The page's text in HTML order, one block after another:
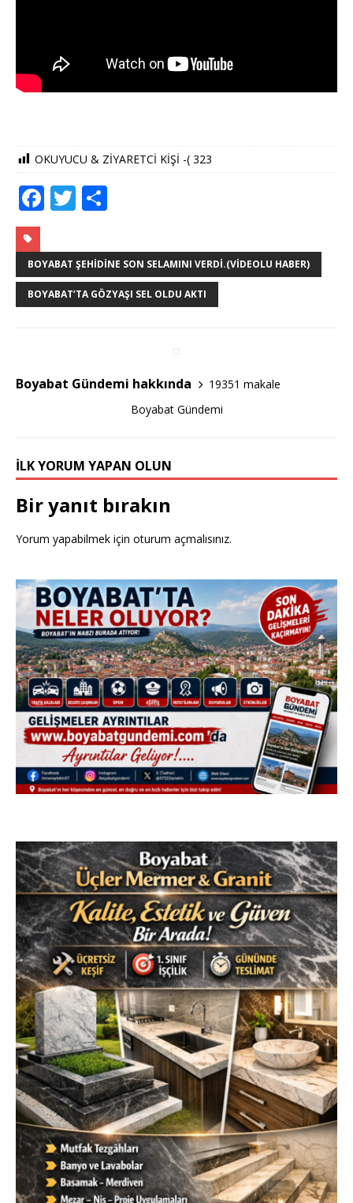
OKUYUCU & ZİYARETCİ KİŞİ -( 323
F
c
e
b
k
T
it
te
r
ar
e
BOYABAT ŞEHIDINE SON SELAMINI VERDI.(VIDEOLU HABER)
BOYABAT’TA GÖZYAŞI SEL OLDU AKTI
Boyabat Gündemi hakkında
19351 makale
Boyabat Gündemi
İLK YORUM YAPAN OLUN
Bir yanıt bırakın
Yorum yapabilmek için oturum açmalısınız.